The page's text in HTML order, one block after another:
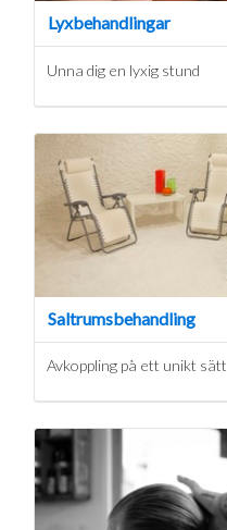
Lyxbehandlingar
Unna dig en lyxig stund
Saltrumsbehandling
Avkoppling på ett unikt sätt